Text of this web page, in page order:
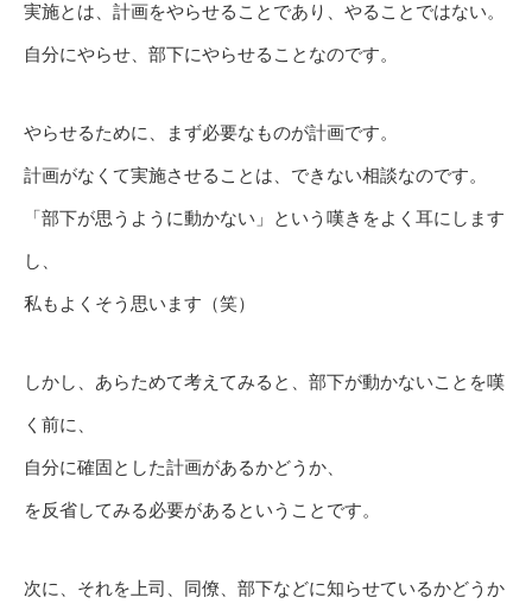
実施とは、計画をやらせることであり、やることではない。
自分にやらせ、部下にやらせることなのです。
やらせるために、まず必要なものが計画です。
計画がなくて実施させることは、できない相談なのです。
「部下が思うように動かない」という嘆きをよく耳にします
し、
私もよくそう思います（笑）
しかし、あらためて考えてみると、部下が動かないことを嘆
く前に、
自分に確固とした計画があるかどうか、
を反省してみる必要があるということです。
次に、それを上司、同僚、部下などに知らせているかどうか